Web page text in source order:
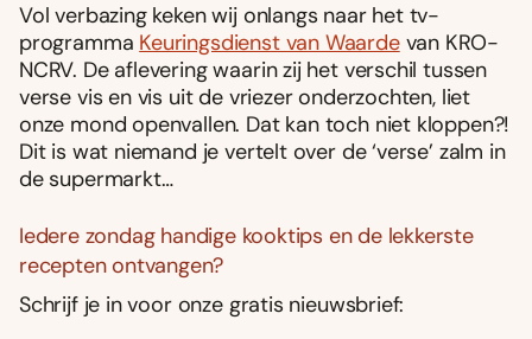
Vol verbazing keken wij onlangs naar het tv-
programma Keuringsdienst van Waardevan KRO-
NCRV. De aflevering waarin zij het verschil tussen
verse vis en vis uit de vriezer onderzochten, liet
onze mond openvallen. Dat kan toch niet kloppen?!
Dit is wat niemand je vertelt over de ‘verse’ zalm in
de supermarkt…
Iedere zondag handige kooktips en de lekkerste
recepten ontvangen?
Schrijf je in voor onze gratis nieuwsbrief: